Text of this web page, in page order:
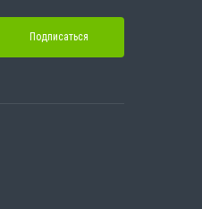
Подписаться